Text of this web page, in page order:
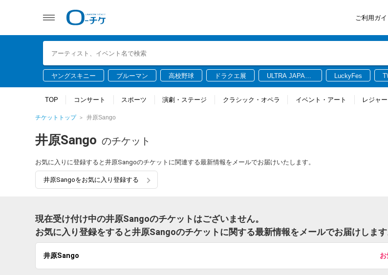
ご利用ガ
ヤングスキニー ブルーマン 高校野球 ドラクエ展
ULTRA JAPAN
LuckyFes
TOP コンサート スポーツ 演劇・ステージ クラシック・オペラ イベント・アート レジャー
チケットトップ 井原Sango
井原Sango のチケット
お気に入りに登録すると井原Sangoのチケットに関連する最新情報をメールでお届けいたします。
井原Sangoをお気に入り登録する
現在受け付け中の井原Sangoのチケットはございません。
お気に入り登録をすると井原Sangoのチケットに関する最新情報をメールでお届けします
井原Sango